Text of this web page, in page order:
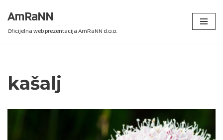
Skip
AmRaNN
Oficijelna web prezentacija AmRaNN d.o.o.
kašalj